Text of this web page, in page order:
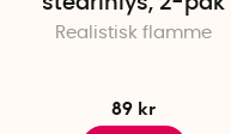
Realistisk flamme
89 kr